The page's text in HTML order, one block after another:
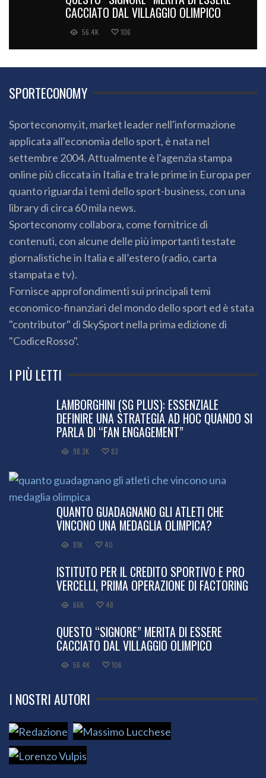
CACCIATO DAL VILLAGGIO OLIMPICO
56.4K 106
SPORTECONOMY
Sporteconomy.it, market leader nell'informazione
applicata all'economia dello sport, è nata nel
settembre 2004. Attualmente è l'agenzia stampa
online più cliccata in Italia e tra le prime in Europa per
quanto riguarda i temi dello sport-business, con una
library di circa 60 mila news.
Sporteconomy collabora, come fornitrice di
contenuti, con alcune delle più importanti testate
giornalistiche in Italia e all’estero (radio, carta
stampata e tv).
Fornisce approfondimenti sui principali temi
economico-finanziari del mondo dello sport ed è stata
"contributor" di SkySport nella prima edizione di
"CodiceRosso".
I PIÙ LETTI
LAMBORGHINI (SG PLUS): ESSENZIALE
DEFINIRE UNA STRATEGIA AD HOC QUANDO SI
PARLA DI “FAN ENGAGEMENT”
98.3K 83
QUANTO GUADAGNANO GLI ATLETI CHE
VINCONO UNA MEDAGLIA OLIMPICA?
81K 40
ISTITUTO PER IL CREDITO SPORTIVO E PRO
VERCELLI, PRIMA OPERAZIONE DI FACTORING
66K 48
QUESTO “SIGNORE” MERITA DI ESSERE
CACCIATO DAL VILLAGGIO OLIMPICO
56.4K 106
I NOSTRI AUTORI